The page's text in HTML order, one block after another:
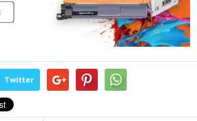
Twitter